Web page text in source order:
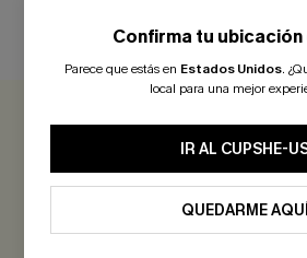
RESEÑAS DE
0.0
Sé el Primero en
¡Gana más de 30 puntos por cada
Confirma tu ubicación
Parece que estás en Estados Unidos.
local para una mejor
IR AL CUPSHE-
QUEDARME AQUÍ